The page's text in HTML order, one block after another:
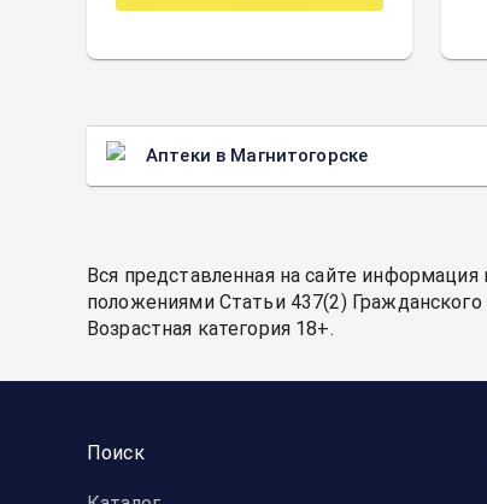
Аптеки в Магнитогорске
Вся представленная на сайте
положениями Статьи 437(2)
Возрастная категория 18+.
Поиск